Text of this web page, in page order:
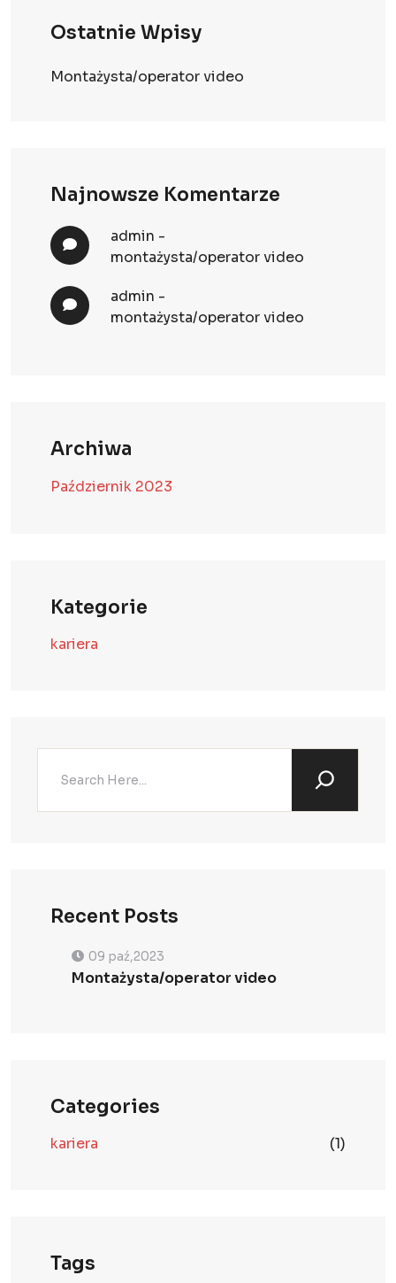
Ostatnie Wpisy
Montażysta/operator video
Najnowsze Komentarze
admin -
montażysta/operator video
admin -
montażysta/operator video
Archiwa
Październik 2023
Kategorie
kariera
Recent Posts
09 paź,2023
Montażysta/operator video
Categories
kariera (1)
Tags